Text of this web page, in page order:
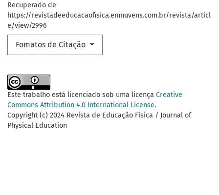
Recuperado de
https://revistadeeducacaofisica.emnuvens.com.br/revista/articl
e/view/2996
Fomatos de Citação
Este trabalho está licenciado sob uma licença Creative
Commons Attribution 4.0 International License.
Copyright (c) 2024 Revista de Educação Física / Journal of
Physical Education